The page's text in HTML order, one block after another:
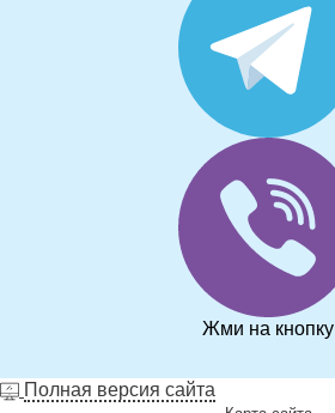
Жми на кнопку
Полная версия сайта